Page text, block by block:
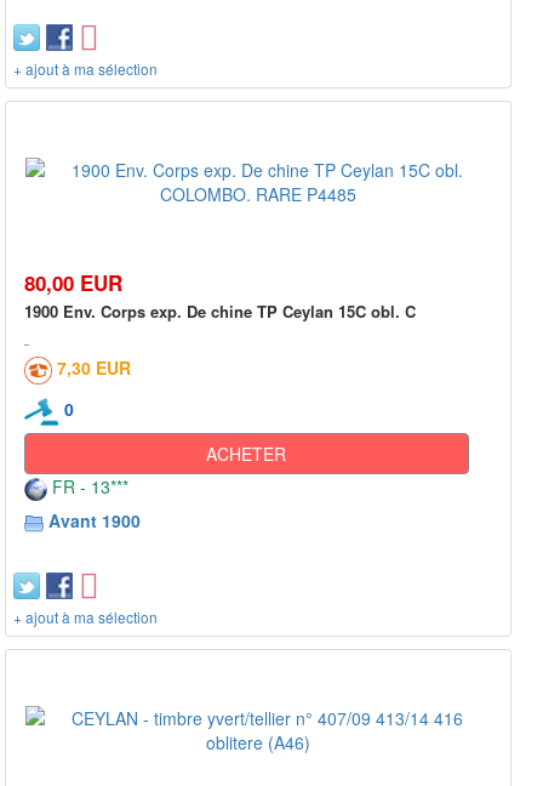
+ ajout à ma sélection
80,00 EUR
1900 Env. Corps exp. De chine TP Ceylan 15C obl. C
7,30 EUR
0
ACHETER
FR - 13***
Avant 1900
+ ajout à ma sélection